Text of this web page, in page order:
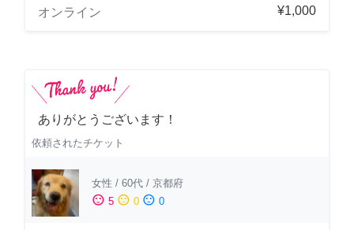
オンライン
¥1,000
ありがとうございます！
依頼されたチケット
女性 / 60代 / 京都府
sentiment_satisfied 5 sentiment_neutral 0 sentiment_dissatisfied 0